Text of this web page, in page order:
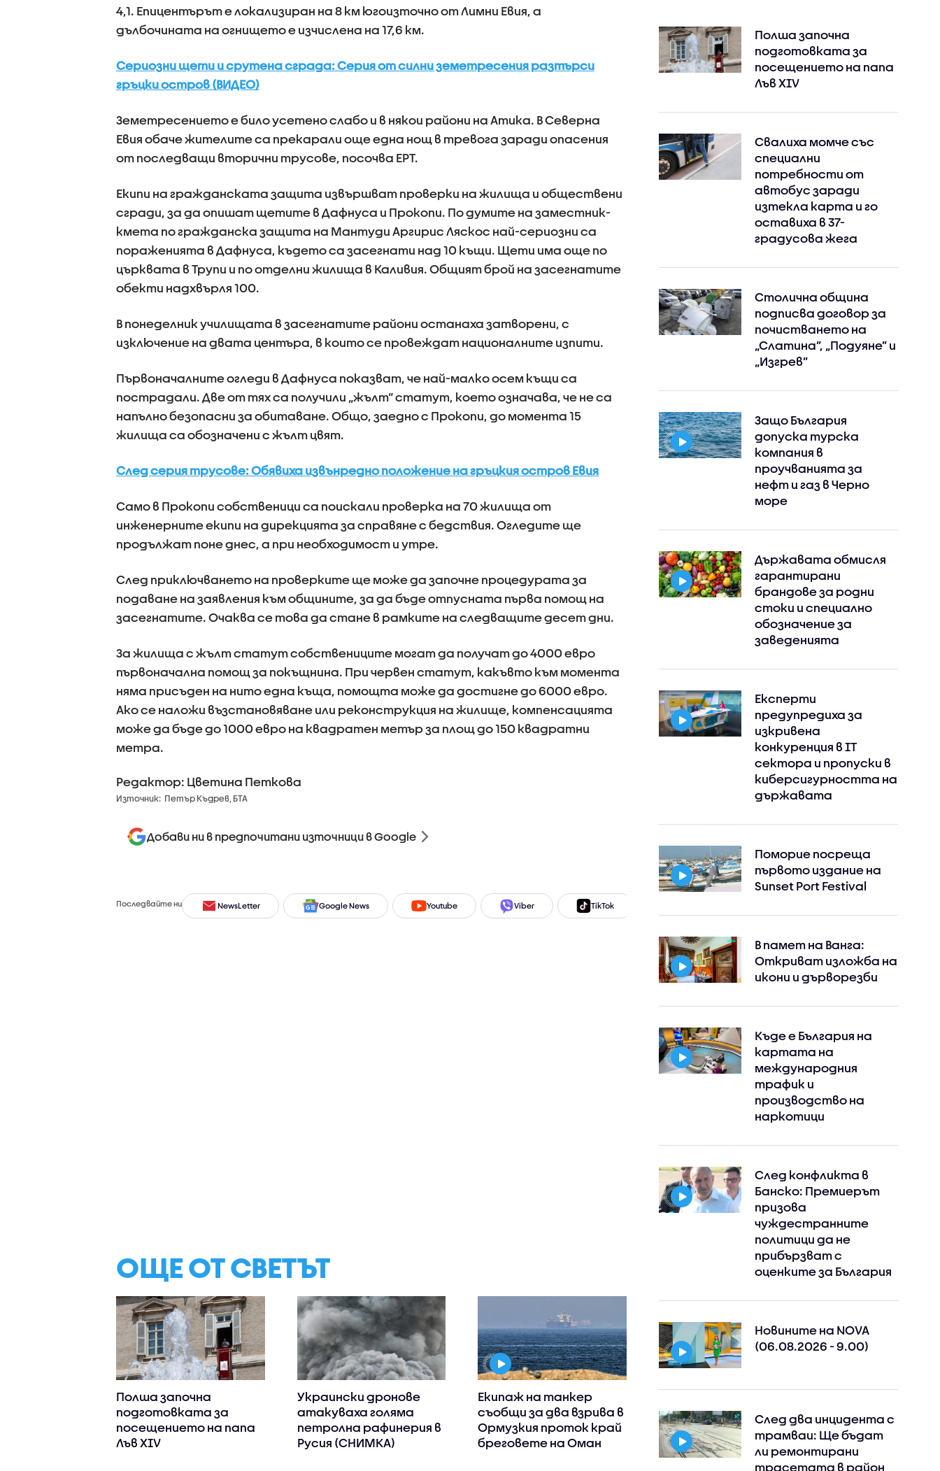
4,1. Епицентърът е локализиран на 8 км югоизточно от Лимни Евия, а
дълбочината на огнището е изчислена на 17,6 км.
Сериозни щети и срутена сграда: Серия от силни земетресения разтърси
гръцки остров (ВИДЕО)
Земетресението е било усетено слабо и в някои райони на Атика. В Северна
Евия обаче жителите са прекарали още една нощ в тревога заради опасения
от последващи вторични трусове, посочва ЕРТ.
Екипи на гражданската защита извършват проверки на жилища и обществени
сгради, за да опишат щетите в Дафнуса и Прокопи. По думите на заместник-
кмета по гражданска защита на Мантуди Аргирис Ляскос най-сериозни са
пораженията в Дафнуса, където са засегнати над 10 къщи. Щети има още по
църквата в Трупи и по отделни жилища в Каливия. Общият брой на засегнатите
обекти надхвърля 100.
В понеделник училищата в засегнатите райони останаха затворени, с
изключение на двата центъра, в които се провеждат националните изпити.
Първоначалните огледи в Дафнуса показват, че най-малко осем къщи са
пострадали. Две от тях са получили „жълт“ статут, което означава, че не са
напълно безопасни за обитаване. Общо, заедно с Прокопи, до момента 15
жилища са обозначени с жълт цвят.
След серия трусове: Обявиха извънредно положение на гръцкия остров Евия
Само в Прокопи собственици са поискали проверка на 70 жилища от
инженерните екипи на дирекцията за справяне с бедствия. Огледите ще
продължат поне днес, а при необходимост и утре.
След приключването на проверките ще може да започне процедурата за
подаване на заявления към общините, за да бъде отпусната първа помощ на
засегнатите. Очаква се това да стане в рамките на следващите десет дни.
За жилища с жълт статут собствениците могат да получат до 4000 евро
първоначална помощ за покъщнина. При червен статут, какъвто към момента
няма присъден на нито една къща, помощта може да достигне до 6000 евро.
Ако се наложи възстановяване или реконструкция на жилище, компенсацията
може да бъде до 1000 евро на квадратен метър за площ до 150 квадратни
метра.
Редактор: Цветина Петкова
Източник: Петър Къдрев, БТА
Добави ни в предпочитани източници в Google
Последвайте ни NewsLetter Google News Youtube Viber TikTok
ОЩЕ ОТ СВЕТЪТ
Полша започна
подготовката за
посещението на папа
Лъв XIV
Украински дронове
атакуваха голяма
петролна рафинерия в
Русия (СНИМКА)
Екипаж на танкер
съобщи за два взрива в
Ормузкия проток край
бреговете на Оман
Полша започна
подготовката за
посещението на папа
Лъв XIV
Свалиха момче със
специални
потребности от
автобус заради
изтекла карта и го
оставиха в 37-
градусова жега
Столична община
подписва договор за
почистването на
„Слатина”, „Подуяне” и
„Изгрев”
Защо България
допуска турска
компания в
проучванията за
нефт и газ в Черно
море
Държавата обмисля
гарантирани
брандове за родни
стоки и специално
обозначение за
заведенията
Експерти
предупредиха за
изкривена
конкуренция в IT
сектора и пропуски в
киберсигурността на
държавата
Поморие посреща
първото издание на
Sunset Port Festival
В памет на Ванга:
Откриват изложба на
икони и дърворезби
Къде е България на
картата на
международния
трафик и
производство на
наркотици
След конфликта в
Банско: Премиерът
призова
чуждестранните
политици да не
прибързват с
оценките за България
Новините на NOVA
(06.08.2026 - 9.00)
След два инцидента с
трамваи: Ще бъдат
ли ремонтирани
трасетата в район